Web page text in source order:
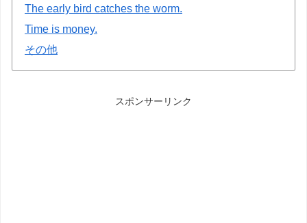
The early bird catches the worm.
Time is money.
その他
スポンサーリンク